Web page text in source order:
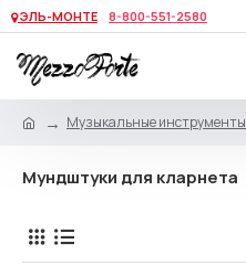
ЭЛЬ-МОНТЕ 8-800-551-2580
Музыкальные инструменты
Мундштуки для кларнета